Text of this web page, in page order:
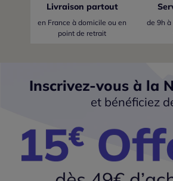
Livraison partout
en France à domicile ou en
point de retrait
de 9h à
Inscrivez-vous à la
et bénéficiez